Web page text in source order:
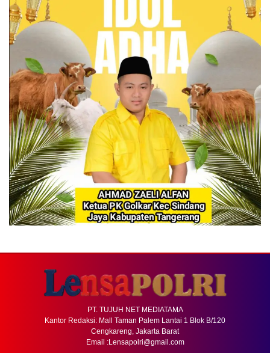
PT. TUJUH NET MEDIATAMA
Kantor Redaksi: Mall Taman Palem Lantai 1 Blok B/120
Cengkareng, Jakarta Barat
Email :Lensapolri@gmail.com